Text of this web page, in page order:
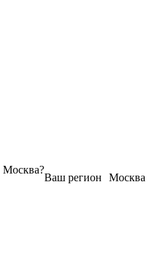
Москва
Ваш регион
Москва?